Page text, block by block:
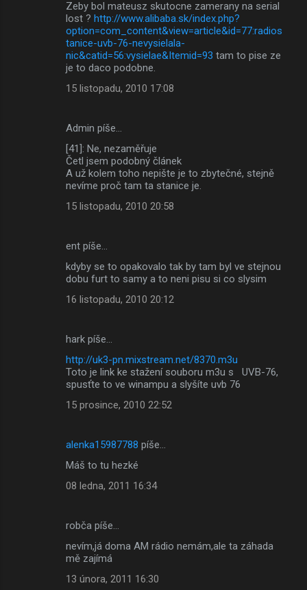
Zeby bol mateusz skutocne zamerany na serial
lost ? http://www.alibaba.sk/index.php?
option=com_content&view=article&id=77:radios
tanice-uvb-76-nevysielala-
nic&catid=56:vysielae&Itemid=93 tam to pise ze
je to daco podobne.
15 listopadu, 2010 17:08
Admin píše…
[41]: Ne, nezaměřuje
Četl jsem podobný článek
A už kolem toho nepište je to zbytečné, stejně
nevíme proč tam ta stanice je.
15 listopadu, 2010 20:58
ent píše…
kdyby se to opakovalo tak by tam byl ve stejnou
dobu furt to samy a to neni pisu si co slysim
16 listopadu, 2010 20:12
hark píše…
http://uk3-pn.mixstream.net/8370.m3u
Toto je link ke stažení souboru m3u s UVB-76,
spusťte to ve winampu a slyšíte uvb 76
15 prosince, 2010 22:52
alenka15987788 píše…
Máš to tu hezké
08 ledna, 2011 16:34
robča píše…
nevím,já doma AM rádio nemám,ale ta záhada
mě zajímá
13 února, 2011 16:30